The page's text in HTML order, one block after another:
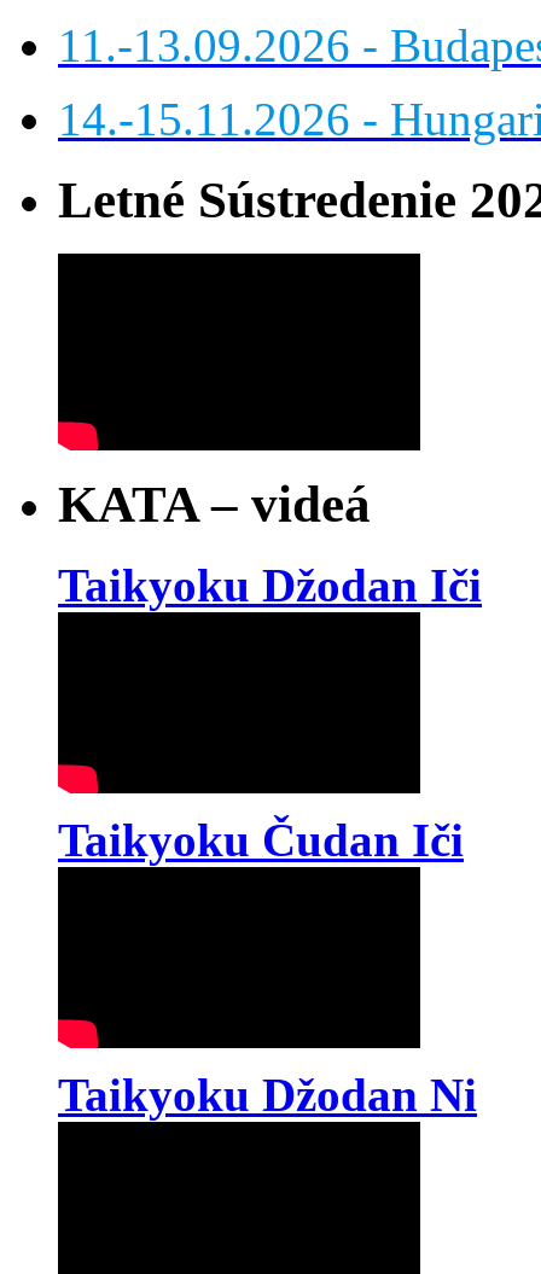
11.-13.09.2026 -
14.-15.11.2026 -
Letné Sústredenie
KATA – videá
Taikyoku Džodan Iči
Taikyoku Čudan Iči
Taikyoku Džodan Ni